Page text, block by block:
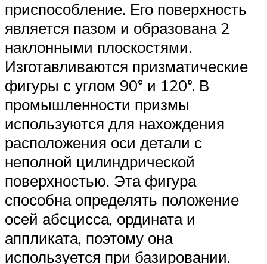
приспособление. Его поверхность
является пазом и образована 2
наклонными плоскостями.
Изготавливаются призматические
фигуры с углом 90° и 120°. В
промышленности призмы
используются для нахождения
расположения оси детали с
неполной цилиндрической
поверхностью. Эта фигура
способна определять положение
осей абсцисса, ордината и
аппликата, поэтому она
используется при базировании.